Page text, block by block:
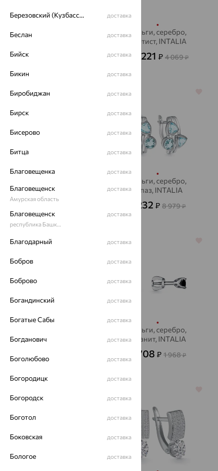
Пусеты, серебро,
от
Серьги, серебро,
аметист, INTALIA
от 1 221 ₽ 4 069₽
64%
гранат, INTALIA
3 433
64%
Серьги, серебро,
топаз, INTALIA
3 232₽ 8 979₽
70%
аметист, INTALIA
1 366
64%
Серьги, серебро,
фианит, INTALIA
708 ₽ 1 968₽
Березовский (Кузбасс), Берёзовский г/о доставка
Беслан доставка
Бийск доставка
Бикин доставка
Биробиджан доставка
Бирск доставка
Бисерово доставка
Битца доставка
Благовещенка доставка
Благовещенск
Амурская область
доставка
Благовещенск
республика Башкортостан
доставка
Благодарный доставка
Бобров доставка
Боброво доставка
Богандинский доставка
Богатые Сабы доставка
Богданович доставка
Боголюбово доставка
Богородицк доставка
Богородск доставка
Боготол доставка
Боковская доставка
Бологое доставка